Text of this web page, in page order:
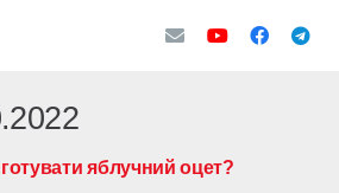
яблучний оцет?